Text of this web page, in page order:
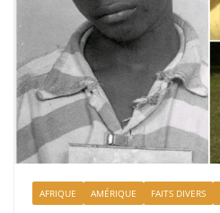
AFRIQUE AMÉRIQUE FAITS DIVERS